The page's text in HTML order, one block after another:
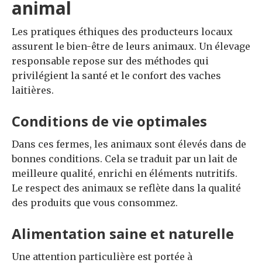
animal
Les pratiques éthiques des producteurs locaux
assurent le bien-être de leurs animaux. Un élevage
responsable repose sur des méthodes qui
privilégient la santé et le confort des vaches
laitières.
Conditions de vie optimales
Dans ces fermes, les animaux sont élevés dans de
bonnes conditions. Cela se traduit par un lait de
meilleure qualité, enrichi en éléments nutritifs.
Le respect des animaux se reflète dans la qualité
des produits que vous consommez.
Alimentation saine et naturelle
Une attention particulière est portée à